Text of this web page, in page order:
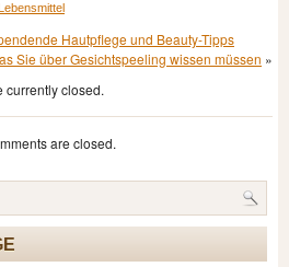
Lebensmittel
Hautpflege und Beauty-Tipps
Sie über Gesichtspeeling wissen müssen »
currently closed.
are closed.